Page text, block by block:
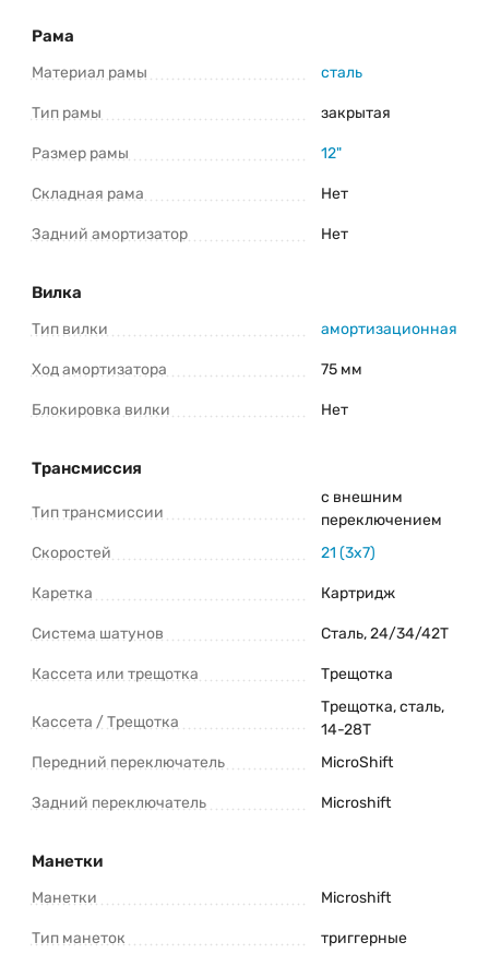
оставляют за собой право изменять внешний вид, характеристики и
важные для вас параметры велосипеда.
Рама
Материал рамы сталь
Тип рамы закрытая
Размер рамы 12"
Складная рама Нет
Задний амортизатор Нет
Вилка
Тип вилки амортизационная
Ход амортизатора 75 мм
Блокировка вилки Нет
Трансмиссия
Тип трансмиссии
с внешним
переключением
Скоростей
21 (3x7)
Каретка Картридж
Система шатунов Сталь, 24/34/42Т
Кассета или трещотка Трещотка
Кассета / Трещотка
Трещотка, сталь,
14-28Т
Передний переключатель
MicroShift
Задний переключатель Microshift
Манетки
Манетки Microshift
Тип манеток триггерные